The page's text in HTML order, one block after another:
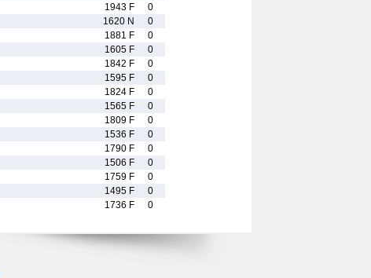
1943 F
0
1620 N
0
1881 F
0
1605 F
0
1842 F
0
1595 F
0
1824 F
0
1565 F
0
1809 F
0
1536 F
0
1790 F
0
1506 F
0
1759 F
0
1495 F
0
1736 F 0